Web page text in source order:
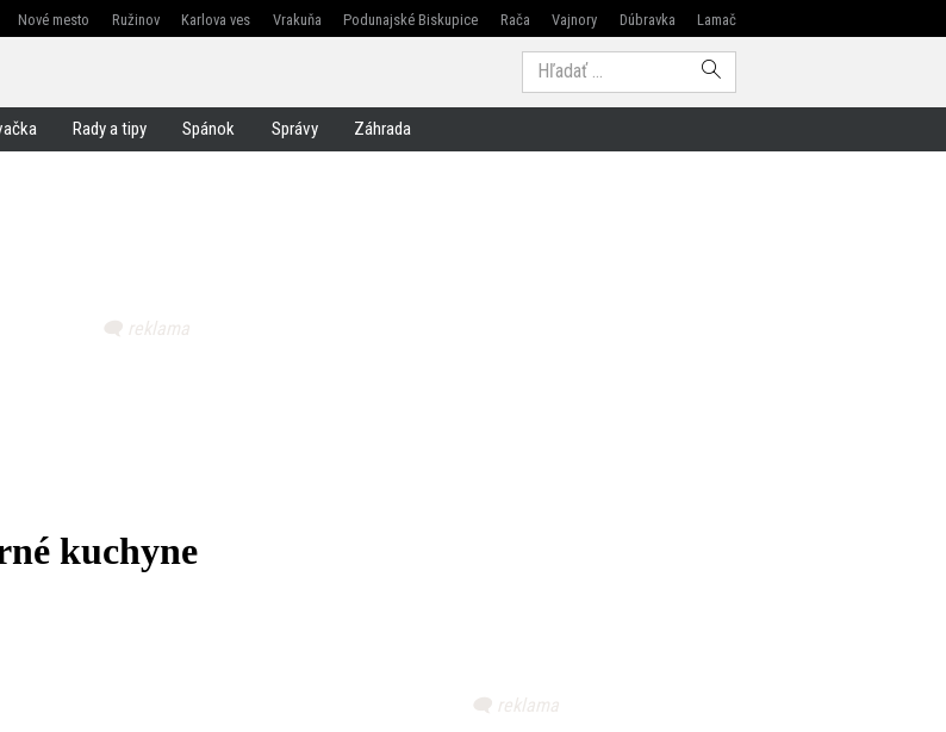
Nové mesto Ružinov Karlova ves Vrakuňa Podunajské Biskupice Rača Vajnory Dúbravka
Lamač
Hľadať:
Rady a tipy Spánok Správy Záhrada
kuchyne